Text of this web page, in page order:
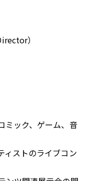
）
ミック、ゲーム、音
ストのライブコン